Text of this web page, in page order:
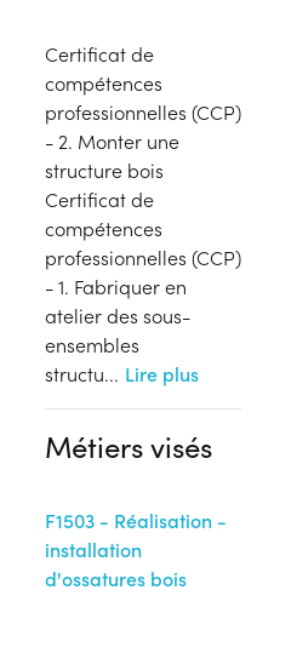
Certificat de
compétences
professionnelles (CCP)
- 2. Monter une
structure bois
Certificat de
compétences
professionnelles (CCP)
- 1. Fabriquer en
atelier des sous-
ensembles
structu... Lire plus
Métiers visés
F1503 - Réalisation -
installation
d'ossatures bois